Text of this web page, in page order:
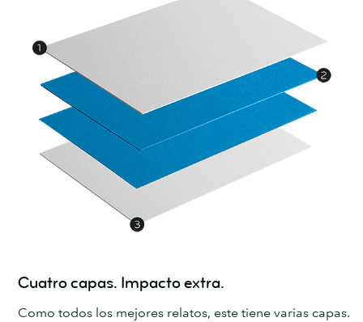
Cuatro capas. Impacto extra.
Como todos los mejores relatos, este tiene varias capas.